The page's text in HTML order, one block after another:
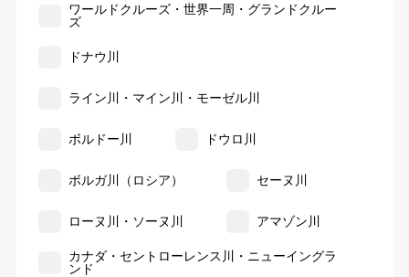
ワールドクルーズ・世界一周・グランドクルー
ズ
ドナウ川
ライン川・マイン川・モーゼル川
ボルドー川 ドウロ川
ボルガ川（ロシア） セーヌ川
ローヌ川・ソーヌ川 アマゾン川
カナダ・セントローレンス川・ニューイングラ
ンド